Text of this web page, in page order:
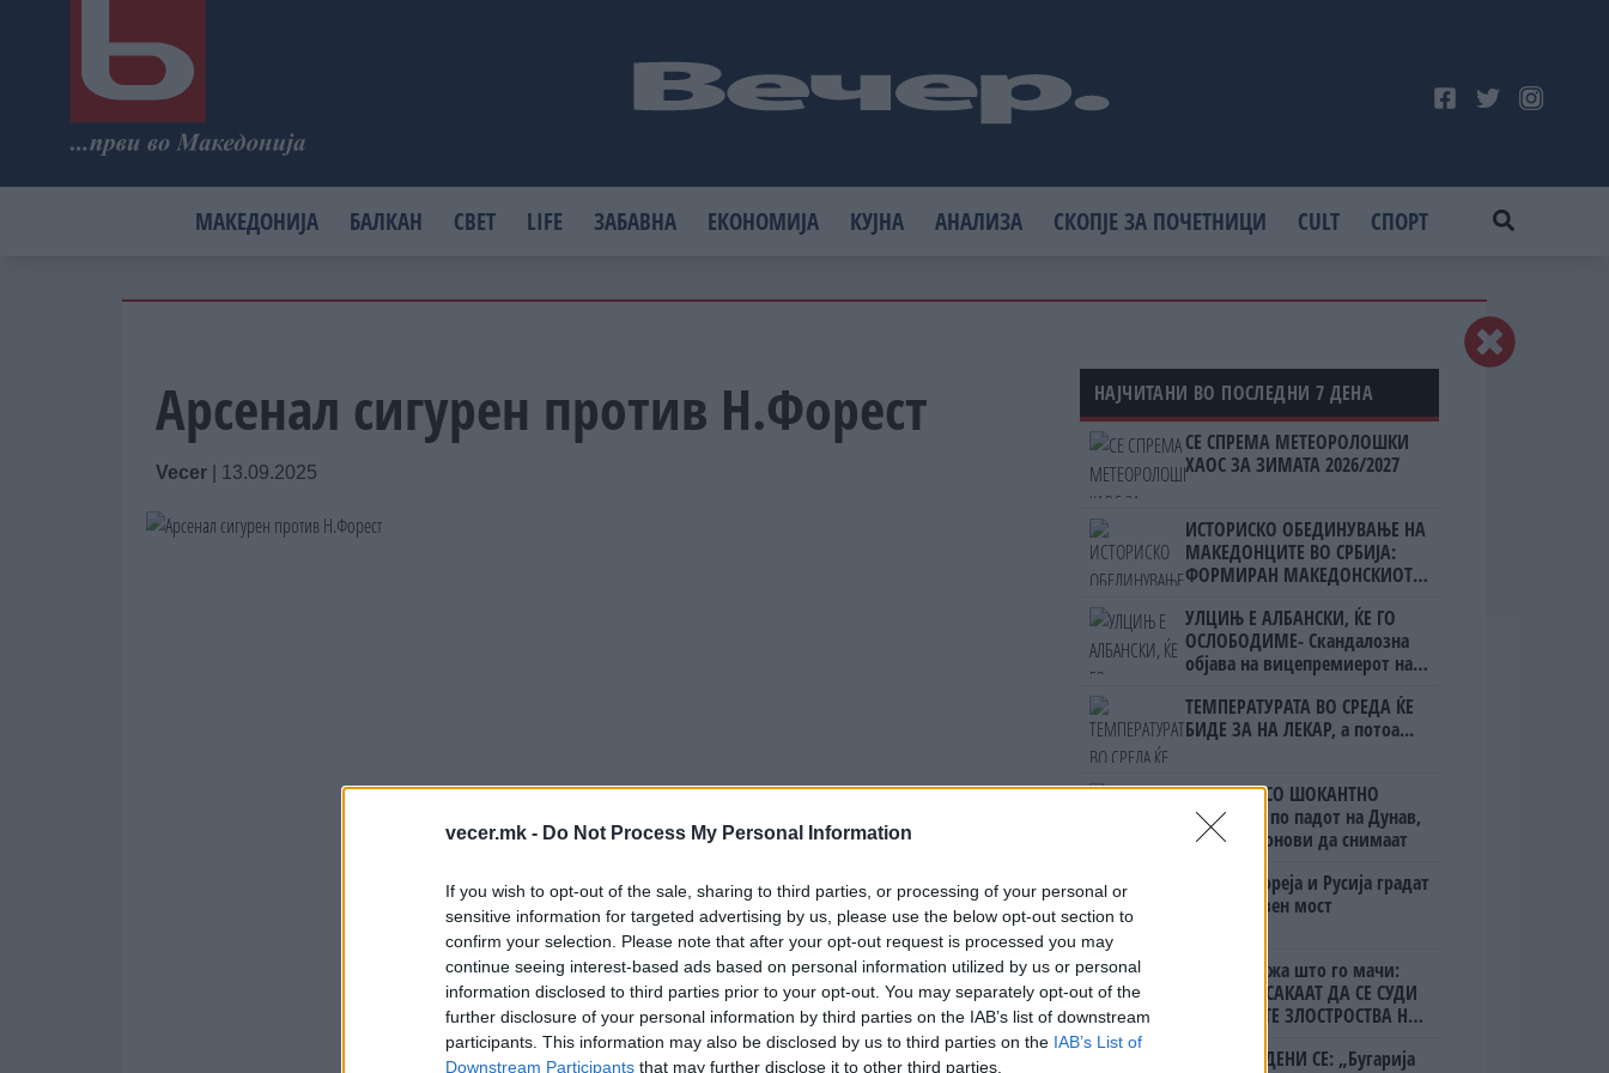
vecer.mk - Do Not Process My Personal Information
If you wish to opt-out of the sale, sharing to third parties, or processing of your personal or
sensitive information for targeted advertising by us, please use the below opt-out section to
confirm your selection. Please note that after your opt-out request is processed you may
continue seeing interest-based ads based on personal information utilized by us or personal
information disclosed to third parties prior to your opt-out. You may separately opt-out of the
further disclosure of your personal information by third parties on the IAB’s list of downstream
participants. This information may also be disclosed by us to third parties on the IAB’s List of
Downstream Participants that may further disclose it to other third parties.
МАКЕДОНИЈА БАЛКАН СВЕТ LIFE ЗАБАВНА ЕКОНОМИЈА КУЈНА АНАЛИЗА СКОПЈЕ ЗА ПОЧЕТНИЦИ CULT СПОРТ
Арсенал сигурен против Н.Форест
Vecer 13.09.2025
НАЈЧИТАНИ ВО ПОСЛЕДНИ 7 ДЕНА
СЕ СПРЕМА МЕТЕОРОЛОШКИ
ХАОС ЗА ЗИМАТА 2026/2027
ИСТОРИСКО ОБЕДИНУВАЊЕ НА
МАКЕДОНЦИТЕ ВО СРБИЈА:
ФОРМИРАН МАКЕДОНСКИОТ
УЛЦИЊ Е АЛБАНСКИ, ЌЕ ГО
ОСЛОБОДИМЕ- Скандалозна
објава на вицепремиерот на
ТЕМПЕРАТУРАТА ВО СРЕДА ЌЕ
БИДЕ ЗА НА ЛЕКАР, а потоа...
БУГАРИТЕ СО ШОКАНТНО
ОТКРИТИЕ по падот на Дунав,
кренаа дронови да снимаат
Северна Кореја и Русија градат
мистериозен мост
Ахмети кажа што го мачи:
СЛУШАМ, САКААТ ДА СЕ СУДИ
ЗА ВОЕНИТЕ ЗЛОСТРОСТВА НА
ПРЕДУПРЕДЕНИ СЕ: „Бугарија